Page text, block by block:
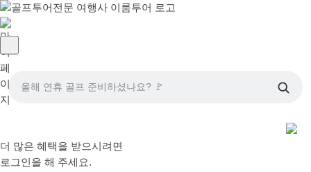
올해 연휴 골프 준비하셨나요? 🚩
더 많은 혜택을 받으시려면
로그인 을 해 주세요.